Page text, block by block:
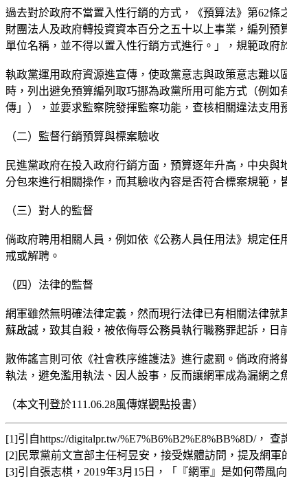
過去對於政府不當置入性行銷的方式，《預算法》第62
財團法人及政府轉投資資本百分之五十以上事業，編列
單位名稱，並不得以置入性行銷方式進行。」，規範政
執政黨運用政府資源進宣傳，使政黨意志與政策意志難
時，列出避免預算編列取巧挪為政黨所用可能方式（例
傳」），並要求監察院發揮監察功能，查核相關違法支
（二）監督行銷預算與標案驗收
民進黨政府在投入政府行銷方面，預算逐年升高，中央
分包來進行相關操作，而其驗收內容是否符合標案規範，
（三）對人的監督
倘政府聘用相關人員，例如依《公務人員任用法》規定
戒或解聘。
（四）法律的監督
網軍雖然無明確法律定義，然而現行法律已有相關法律
蘇啟誠，致其自殺，被依侮辱公務員執行職務罪起訴，日
散佈謠言則可依《社會秩序維護法》進行處罰。倘政府
執法，避免濫用執法、因人設事，反而讓網軍成為漏網
（本文刊登於111.06.28風傳媒觀點投書）
[1]引自https://digitalpr.tw/%E7%B6%B2%E8%BB%8D/， 查
[2]民眾黨前文宣部主任柯昱安，接受媒體訪問，提及網軍
[3]引自張志棋，2019年3月15日，「『網軍』是如何帶風